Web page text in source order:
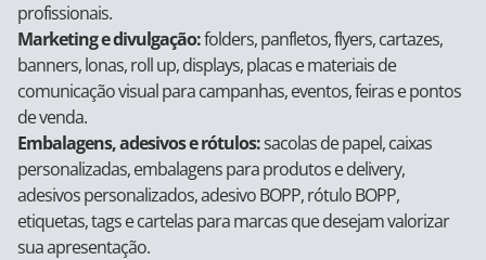
profissionais.
Marketing e divulgação:folders, panfletos, flyers, cartazes,
banners, lonas, roll up, displays, placas e materiais de
comunicação visual para campanhas, eventos, feiras e pontos
de venda.
Embalagens, adesivos e rótulos:sacolas de papel, caixas
personalizadas, embalagens para produtos e delivery,
adesivos personalizados, adesivo BOPP, rótulo BOPP,
etiquetas, tags e cartelas para marcas que desejam valorizar
sua apresentação.